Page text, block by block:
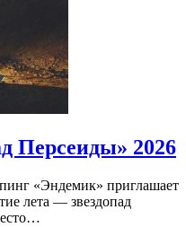
Персеиды» 2026
«Эндемик» приглашает
лета — звездопад